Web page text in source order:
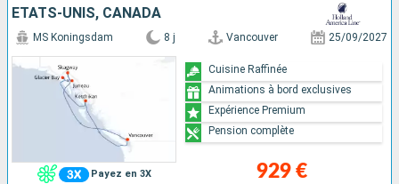
ÉTATS-UNIS, CANADA
Payez en 3X
MS Koningsdam 8 j Vancouver 25/09/2027
929 €
Cuisine Raffinée
Animations à bord exclusives
Expérience Premium
Pension complète